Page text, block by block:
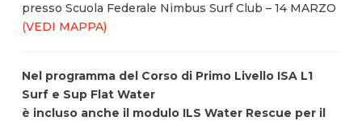
presso Scuola Federale Nimbus Surf Club – 14 MARZO
(VEDI MAPPA)
Nel programma del Corso di Primo Livello ISA L1
Surf e Sup Flat Water
è incluso anche il modulo ILS Water Rescue per il